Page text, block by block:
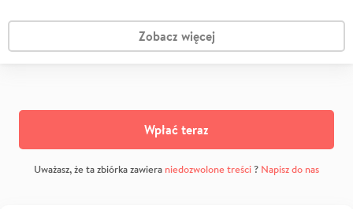
Zobacz więcej
Wpłać teraz
Uważasz, że ta zbiórka zawiera niedozwolone treści? Napisz do nas